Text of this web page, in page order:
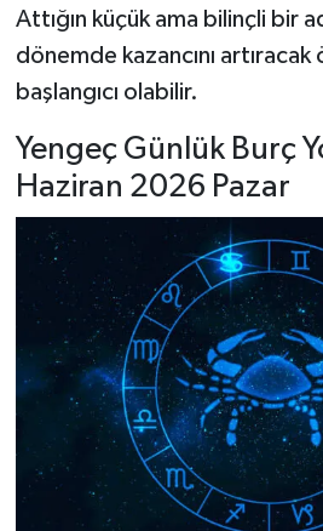
Attığın küçük ama bilinçli bir
dönemde kazancını
başlangıcı olabilir.
Yengeç Günlük Burç
Haziran 2026 Pazar